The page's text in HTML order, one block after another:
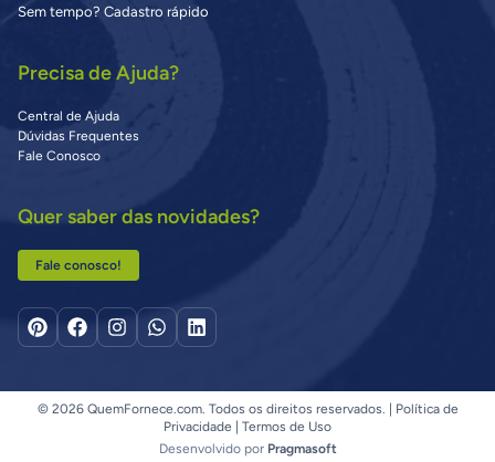
Sem tempo? Cadastro rápido
Precisa de Ajuda?
Central de Ajuda
Dúvidas Frequentes
Fale Conosco
Quer saber das novidades?
Fale conosco!
© 2026 QuemFornece.com. Todos os direitos reservados. |
Política de
Privacidade
Termos de Uso
Desenvolvido por Pragmasoft